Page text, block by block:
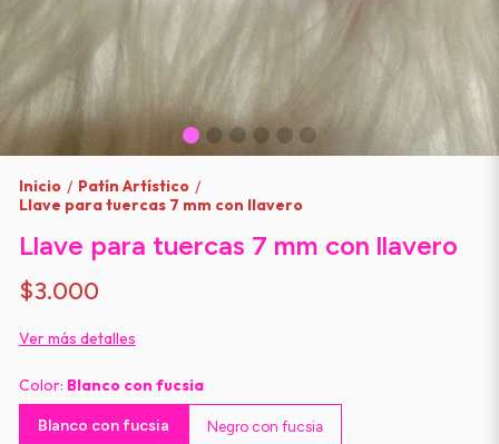
Inicio / Patín Artístico /
Llave para tuercas 7 mm con llavero
Llave para tuercas 7 mm con llavero
$3.000
Ver más detalles
Color: Blanco con fucsia
Blanco con fucsia Negro con fucsia